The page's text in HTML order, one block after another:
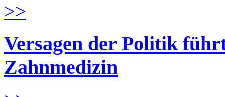
>>
Versagen der Politik
Zahnmedizin